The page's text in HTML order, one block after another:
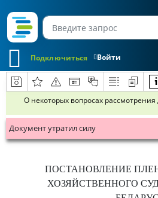
Войти
Подключиться
О некоторых вопросах
Документ утратил силу
ПОСТАНОВЛЕНИЕ
ХОЗЯЙСТВЕННОГО